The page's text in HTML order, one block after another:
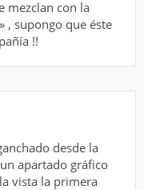
mezclan con la
, supongo que éste
!!
desde la
apartado gráfico
vista la primera